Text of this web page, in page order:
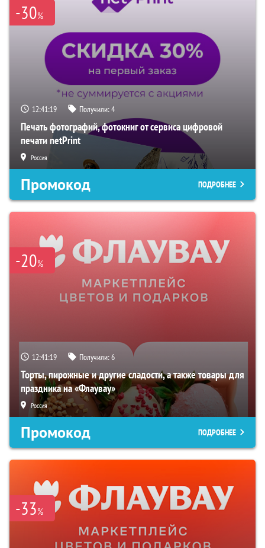
-30%
12:41:18 Получили:4
Печать фотографий, фотокниг от сервиса цифровой
печати netPrint
Россия
Промокод ПОДРОБНЕЕ
-20%
12:41:18 Получили:6
Торты, пирожные и другие сладости, а также товары для
праздника на «Флаувау»
Россия
Промокод ПОДРОБНЕЕ
-33%